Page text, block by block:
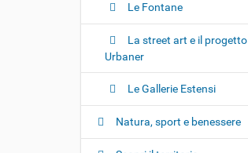
Le Fontane
La street art e il progetto
Urbaner
Le Gallerie Estensi
Natura, sport e benessere